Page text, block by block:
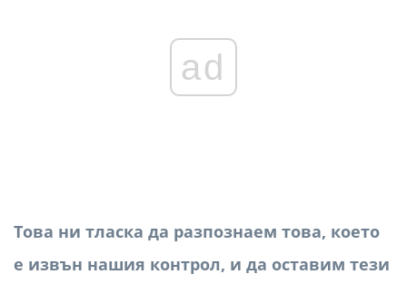
ad
Това ни тласка да разпознаем това, което
е извън нашия контрол, и да оставим тези